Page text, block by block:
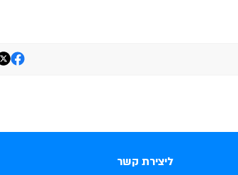
ליצירת קשר